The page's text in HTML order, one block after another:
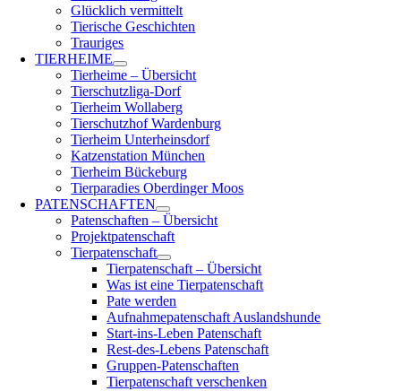
Glücklich vermittelt
Tierische Geschichten
Trauriges
TIERHEIME
Tierheime – Übersicht
Tierschutzliga-Dorf
Tierheim Wollaberg
Tierschutzhof Wardenburg
Tierheim Unterheinsdorf
Katzenstation München
Tierheim Bückeburg
Tierparadies Oberdinger Moos
PATENSCHAFTEN
Patenschaften – Übersicht
Projektpatenschaft
Tierpatenschaft
Tierpatenschaft – Übersicht
Was ist eine Tierpatenschaft
Pate werden
Aufnahmepatenschaft Auslandshunde
Start-ins-Leben Patenschaft
Rest-des-Lebens Patenschaft
Gruppen-Patenschaften
Tierpatenschaft verschenken